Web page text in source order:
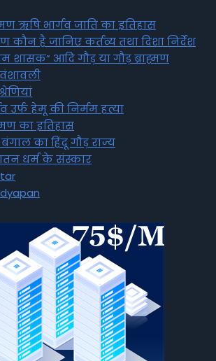
ऋषि भार्गव जाति का इतिहास
कौन है जानिए कर्तव्य तथा दिशा निर्देश
शासक” आदि गौड़ या गौड़ ब्राह्मण
उर्फ हेमू की निर्मम हत्या
का इतिहास
का हिंदू गौड़ राज्य
धर्म के संस्कार